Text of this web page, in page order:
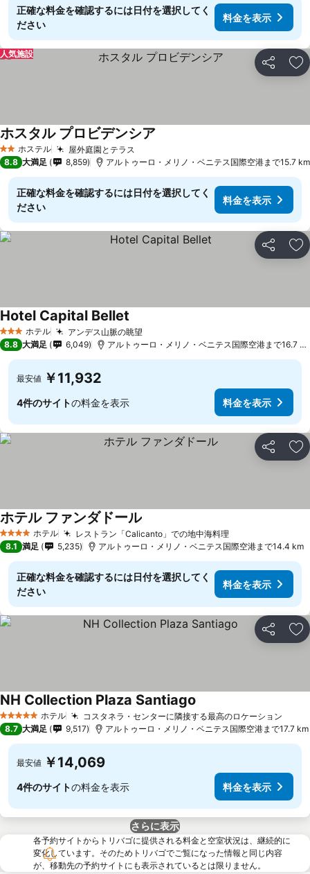
正確な料金を確認するには日付を選択してく
ださい
料金を表示
シェア お
人気施設
2 ホテルのランク
ホステル 屋外庭園とテラス
ホスタル プロビデンシア
8.8 大満足 8,859 アルトゥーロ・メリノ・ベニテス国際空港まで15.7 km
正確な料金を確認するには日付を選択してく
ださい
料金を表示
シェア お
3 ホテルのランク
ホテル アンデス山脈の眺望料金を表示
Hotel Capital Bellet
8.8 大満足 6,049 アルトゥーロ・メリノ・ベニテス国際空港まで16.7
最安値 ￥11,932
4件のサイトの料金を表示 料金を表示
シェア お
4 ホテルのランク
ホテル レストラン「Calicanto」での地中海料理料金を表示
ホテル ファンダドール
8.1 満足 5,235 アルトゥーロ・メリノ・ベニテス国際空港まで14.4 km
正確な料金を確認するには日付を選択してく
ださい
料金を表示
シェア お
5 ホテルのランク
ホテル コスタネラ・センターに隣接する最高のロケーション
NH Collection Plaza Santiago
8.7 大満足 9,517 アルトゥーロ・メリノ・ベニテス国際空港まで17.7 km
最安値 ￥14,069
4件のサイトの料金を表示 料金を表示
さらに表示
各予約サイトからトリバゴに提供される料金と空室状況は、継続的に
変化しています。そのためトリバゴでご覧になった情報と同じ内容
が、移動先の予約サイトにも表示されているとは限りません。